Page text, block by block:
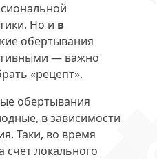
Но и в
обертывания
— важно
«рецепт».
обертывания
в зависимости
Таки, во время
счет локального